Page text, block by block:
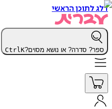
דלג לתוכן הראשי
ספר? סדרה? או נושא מסוים? CtrlK